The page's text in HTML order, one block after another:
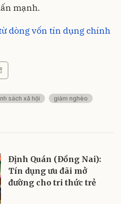
mạnh.
dòng vốn tín dụng chính
sách xã hội
giảm nghèo
Định Quán (Đồng Nai):
Tín dụng ưu đãi mở
đường cho tri thức trẻ